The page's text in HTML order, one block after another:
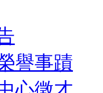
譽事蹟